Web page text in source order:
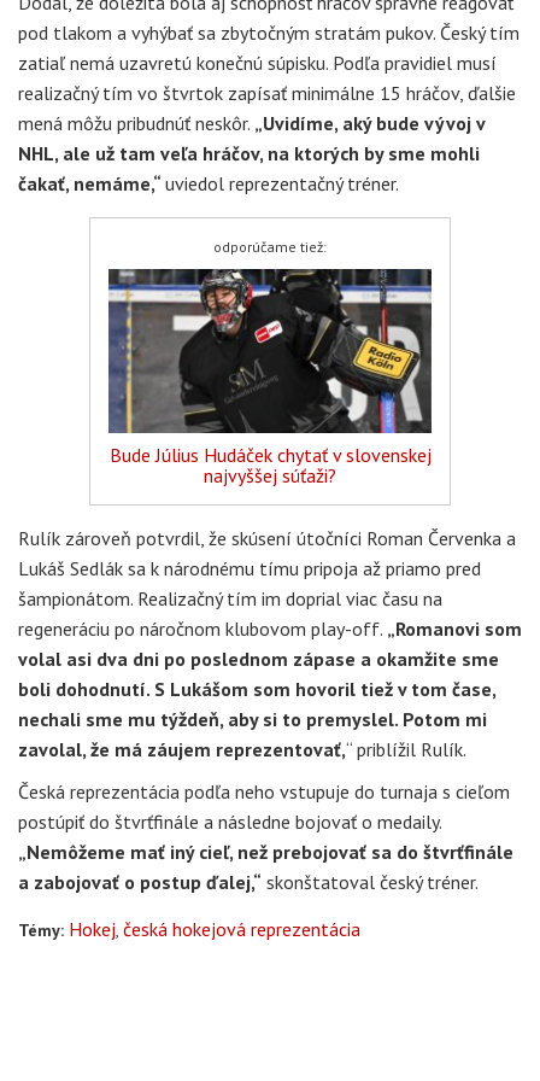
pod tlakom a vyhýbať sa zbytočným stratám pukov. Český tím
zatiaľ nemá uzavretú konečnú súpisku. Podľa pravidiel musí
realizačný tím vo štvrtok zapísať minimálne 15 hráčov, ďalšie
mená môžu pribudnúť neskôr. „Uvidíme, aký bude vývoj v
NHL, ale už tam veľa hráčov, na ktorých by sme mohli
čakať, nemáme,“ uviedol reprezentačný tréner.
odporúčame tiež:
Bude Július Hudáček chytať v slovenskej
najvyššej súťaži?
Rulík zároveň potvrdil, že skúsení útočníci Roman Červenka a
Lukáš Sedlák sa k národnému tímu pripoja až priamo pred
šampionátom. Realizačný tím im doprial viac času na
regeneráciu po náročnom klubovom play-off. „Romanovi som
volal asi dva dni po poslednom zápase a okamžite sme
boli dohodnutí. S Lukášom som hovoril tiež v tom čase,
nechali sme mu týždeň, aby si to premyslel. Potom mi
zavolal, že má záujem reprezentovať,“ priblížil Rulík.
Česká reprezentácia podľa neho vstupuje do turnaja s cieľom
postúpiť do štvrťfinále a následne bojovať o medaily.
„Nemôžeme mať iný cieľ, než prebojovať sa do štvrťfinále
a zabojovať o postup ďalej,“ skonštatoval český tréner.
Témy: Hokej česká hokejová reprezentácia